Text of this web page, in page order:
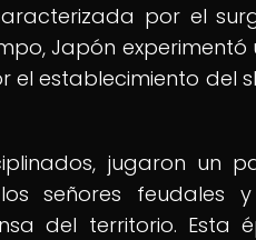
por el
Japón
el establecimiento del
jugaron un
señores feudales
del territorio. Esta